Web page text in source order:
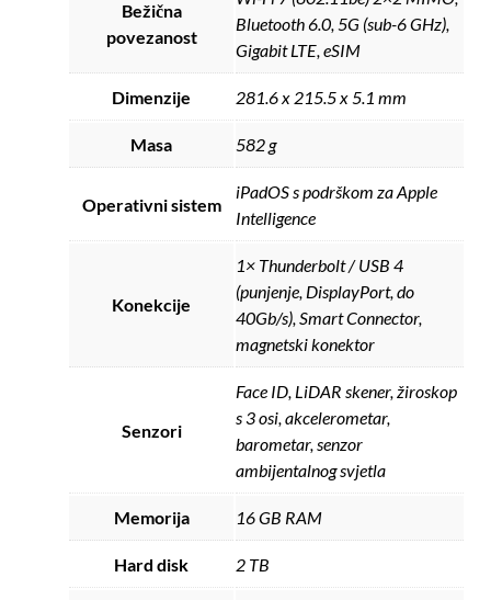
Bežična
povezanost
Bluetooth 6.0, 5G (sub-6 GHz),
Gigabit LTE, eSIM
Dimenzije 281.6 x 215.5 x 5.1 mm
Masa 582 g
Operativni sistem
iPadOS s podrškom za Apple
Intelligence
Konekcije
1× Thunderbolt / USB 4
(punjenje, DisplayPort, do
40Gb/s), Smart Connector,
magnetski konektor
Senzori
Face ID, LiDAR skener, žiroskop
s 3 osi, akcelerometar,
barometar, senzor
ambijentalnog svjetla
Memorija 16 GB RAM
Hard disk 2 TB